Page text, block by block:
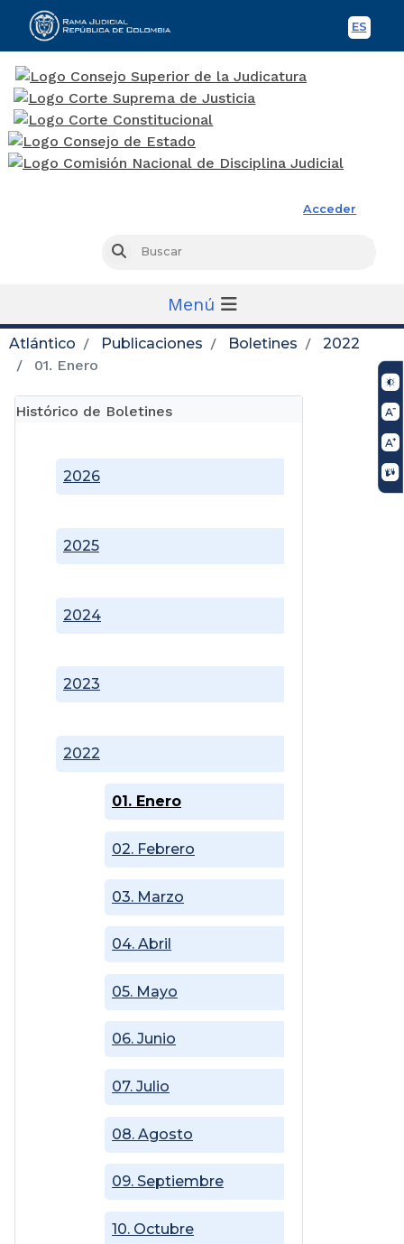
ES
Acceder
Buscar
Menú
Atlántico Publicaciones Boletines
2022
01. Enero
Histórico de Boletines
2022
01. Enero
02. Febrero
03. Marzo
04. Abril
05. Mayo
06. Junio
07. Julio
08. Agosto
09. Septiembre
10. Octubre
2023
2024
2025
2026